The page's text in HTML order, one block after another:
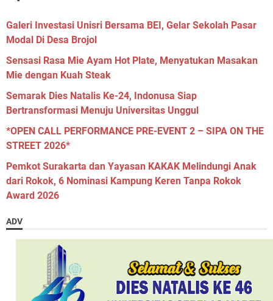
Galeri Investasi Unisri Bersama BEI, Gelar Sekolah Pasar
Modal Di Desa Brojol
Sensasi Rasa Mie Ayam Hot Plate, Menyatukan Masakan
Mie dengan Kuah Steak
Semarak Dies Natalis Ke-24, Indonusa Siap
Bertransformasi Menuju Universitas Unggul
*OPEN CALL PERFORMANCE PRE-EVENT 2 – SIPA ON THE
STREET 2026*
Pemkot Surakarta dan Yayasan KAKAK Melindungi Anak
dari Rokok, 6 Nominasi Kampung Keren Tanpa Rokok
Award 2026
ADV